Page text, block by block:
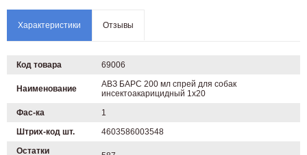
Характеристики Отзывы
Код товара 69006
Наименование
АВЗ БАРС 200 мл спрей для собак
инсектоакарицидный 1х20
Фас-ка
1
Штрих-код шт.
4603586003548
Остатки